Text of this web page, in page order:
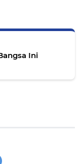
Ini